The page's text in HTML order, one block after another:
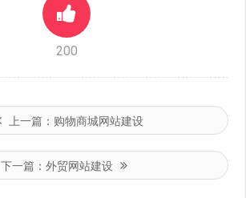
200
上一篇： 购物商城网站建设
下一篇：外贸网站建设